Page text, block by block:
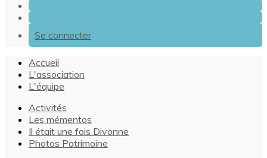
Se connecter
Accueil
L'association
L'équipe
Activités
Les mémentos
Il était une fois Divonne
Photos Patrimoine